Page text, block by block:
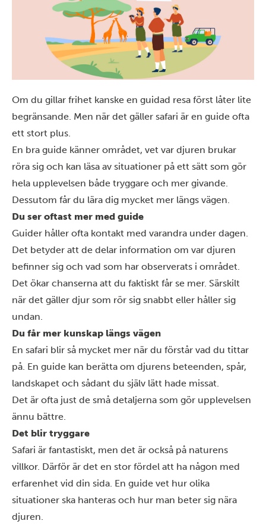
Om du gillar frihet kanske en guidad resa först låter lite
begränsande. Men när det gäller safari är en guide ofta
ett stort plus.
En bra guide känner området, vet var djuren brukar
röra sig och kan läsa av situationer på ett sätt som gör
hela upplevelsen både tryggare och mer givande.
Dessutom får du lära dig mycket mer längs vägen.
Du ser oftast mer med guide
Guider håller ofta kontakt med varandra under dagen.
Det betyder att de delar information om var djuren
befinner sig och vad som har observerats i området.
Det ökar chanserna att du faktiskt får se mer. Särskilt
när det gäller djur som rör sig snabbt eller håller sig
undan.
Du får mer kunskap längs vägen
En safari blir så mycket mer när du förstår vad du tittar
på. En guide kan berätta om djurens beteenden, spår,
landskapet och sådant du själv lätt hade missat.
Det är ofta just de små detaljerna som gör upplevelsen
ännu bättre.
Det blir tryggare
Safari är fantastiskt, men det är också på naturens
villkor. Därför är det en stor fördel att ha någon med
erfarenhet vid din sida. En guide vet hur olika
situationer ska hanteras och hur man beter sig nära
djuren.